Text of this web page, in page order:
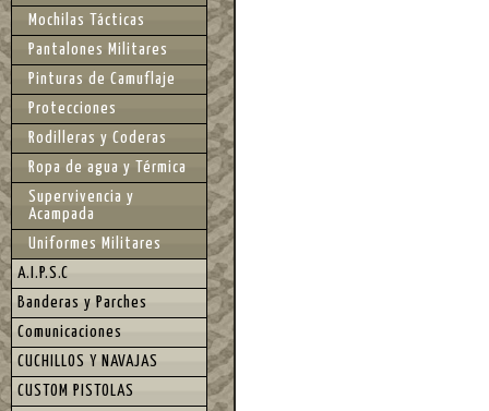
Mochilas Tácticas
Pantalones Militares
Pinturas de Camuflaje
Protecciones
Rodilleras y Coderas
Ropa de agua y Térmica
Supervivencia y
Acampada
Uniformes Militares
A.I.P.S.C
Banderas y Parches
Comunicaciones
CUCHILLOS Y NAVAJAS
CUSTOM PISTOLAS